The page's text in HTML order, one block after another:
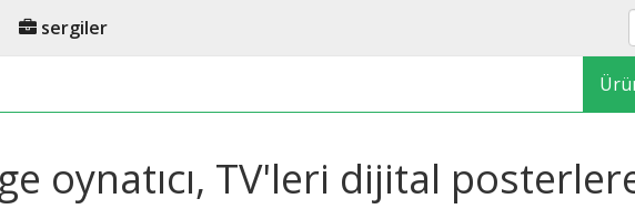
sergiler
oynatıcı, TV'leri dijital